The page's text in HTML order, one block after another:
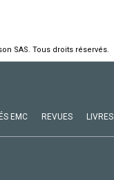
SAS. Tous droits réservés.
EMC REVUES LIVRES